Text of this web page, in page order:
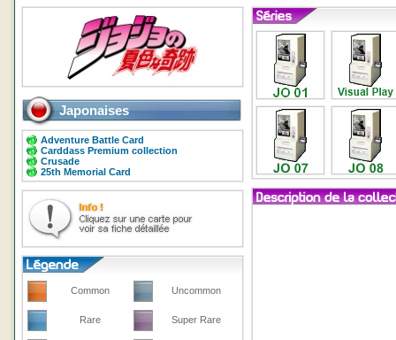
Japonaises
Adventure Battle Card
Carddass Premium collection
Crusade
25th Memorial Card
Common Uncommon
Rare Super Rare